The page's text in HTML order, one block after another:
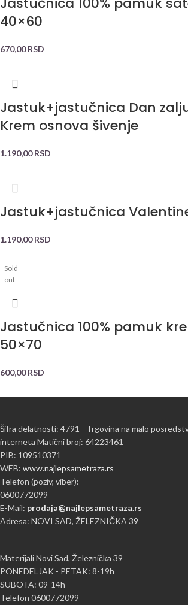
40×60
670,00RSD
Jastuk+jastučnica Dan
Krem osnova šivenje
1.190,00RSD
Jastuk+jastučnica
1.190,00RSD
Sold
out
Jastučnica 100% pamuk
50×70
600,00RSD
Šifra delatnosti: 4791 - Trgovina na malo
interneta Matični broj: 64223461
PIB: 109510371
WEB: www.najlepsametraza.rs
Telefon (poziv, viber):
0600772099
E-Mail: prodaja@najlepsametraza.rs
Adresa: NOVI SAD, ŽELEZNIČKA 39
Materijali Novi Sad, Železnička 39
PONEDELJAK - PETAK: 8-19h
SUBOTA: 09-14h
Telefon 0600772099